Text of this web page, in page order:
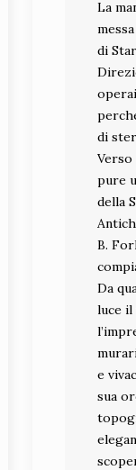
La
di
di
Verso
pure
della
B.
Da
luce
e
sua